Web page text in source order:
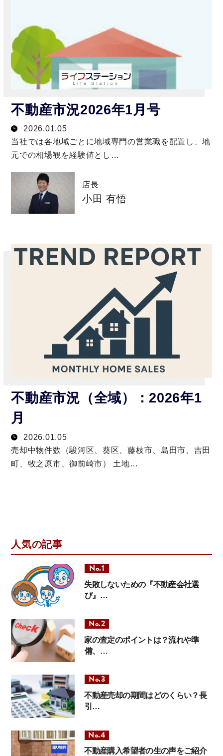
不動産市況2026年1月号
2026.01.05
当社では各地域ごとに地域専門の営業職を配置し、地
元での相場観を経験値とし…
店長
小田 有悟
不動産市況（全域）：2026年1
月
2026.01.05
売却中物件数（駿河区、葵区、藤枝市、島田市、吉田
町、牧之原市、御前崎市） 土地…
人気の記事
失敗しないための『不動産会社選
び』…
家の査定のポイントは？流れや準
備、…
不動産売却の期間はどのくらい？長
引…
不動産購入希望者の生の声をご紹介